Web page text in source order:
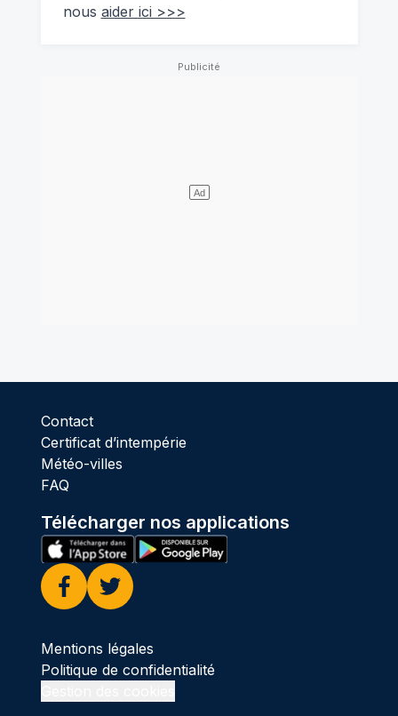
nous aider ici >>>
Contact
Certificat d’intempérie
Météo-villes
FAQ
Télécharger nos applications
Facebook
Twitter
Mentions légales
Politique de confidentialité